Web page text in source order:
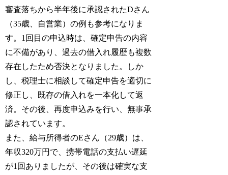
審査落ちから半年後に承認されたDさん
（35歳、自営業）の例も参考になりま
す。1回目の申込時は、確定申告の内容
に不備があり、過去の借入れ履歴も複数
存在したため否決となりました。しか
し、税理士に相談して確定申告を適切に
修正し、既存の借入れを一本化して返
済。その後、再度申込みを行い、無事承
認されています。
また、給与所得者のEさん（29歳）は、
年収320万円で、携帯電話の支払い遅延
が1回ありましたが、その後は確実な支